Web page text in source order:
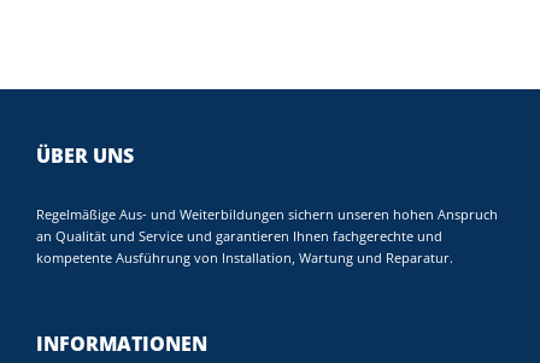
ÜBER UNS
Regelmäßige Aus- und Weiterbildungen sichern unseren hohen Anspruch
an Qualität und Service und garantieren Ihnen fachgerechte und
kompetente Ausführung von Installation, Wartung und Reparatur.
INFORMATIONEN